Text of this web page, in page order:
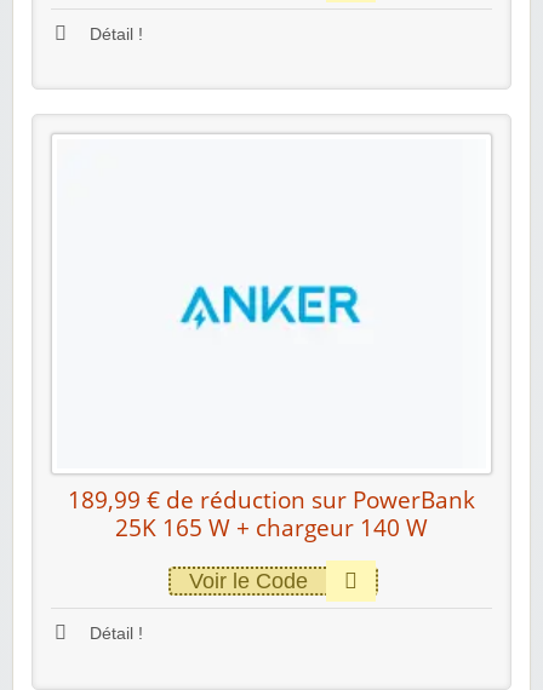
Détail !
189,99 € de réduction sur PowerBank
25K 165 W + chargeur 140 W
Voir le Code
Détail !